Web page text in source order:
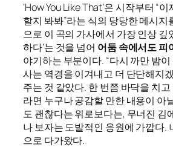
‘How You Like That’은 시작부터 “
할지 봐봐”라는 식의 당당한 메시지
으로 이 곡의 가사에서 가장 인상 깊
하다’는 것을 넘어 어둠 속에서도 피
야기하는 부분이다. “다시 까만 밤
사는 역경을 이겨내고 더 단단해지
주는 것 같았다. 한 번쯤 바닥을 치
라면 누구나 공감할 만한 내용이 아
도 괜찮다는 위로보다는, 무너진 김
나 보자는 도발적인 응원에 가깝다.
으로 다가왔다.